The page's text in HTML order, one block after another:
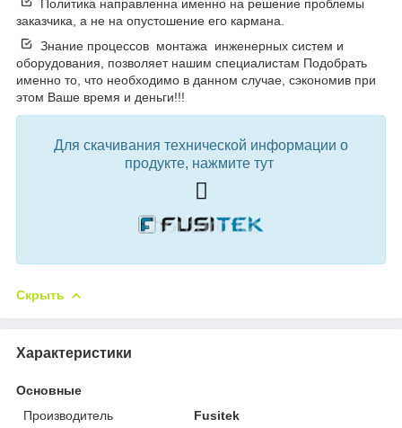
Политика направленна именно на решение проблемы
заказчика, а не на опустошение его кармана.
Знание процессов монтажа инженерных систем и
оборудования, позволяет нашим специалистам Подобрать
именно то, что необходимо в данном случае, сэкономив при
этом Ваше время и деньги!!!
Для скачивания технической информации о
продукте, нажмите тут
Скрыть
Характеристики
Основные
Производитель
Fusitek